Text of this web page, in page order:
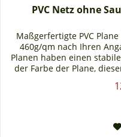
PVC Netz ohne
Maßgerfertigte PVC
460g/qm nach Ihren
Planen haben einen
der Farbe der Plane,